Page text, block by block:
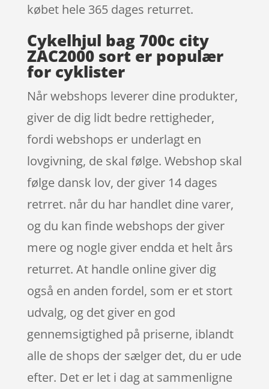
købet hele 365 dages returret.
Cykelhjul bag 700c city
ZAC2000 sort er populær
for cyklister
Når webshops leverer dine produkter,
giver de dig lidt bedre rettigheder,
fordi webshops er underlagt en
lovgivning, de skal følge. Webshop skal
følge dansk lov, der giver 14 dages
retrret. når du har handlet dine varer,
og du kan finde webshops der giver
mere og nogle giver endda et helt års
returret. At handle online giver dig
også en anden fordel, som er et stort
udvalg, og det giver en god
gennemsigtighed på priserne, iblandt
alle de shops der sælger det, du er ude
efter. Det er let i dag at sammenligne